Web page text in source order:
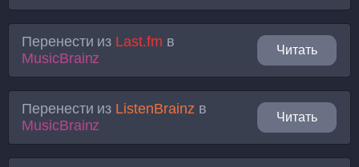
Перенести из Last.fm в
MusicBrainz
Читать
Перенести из ListenBrainz в
MusicBrainz
Читать